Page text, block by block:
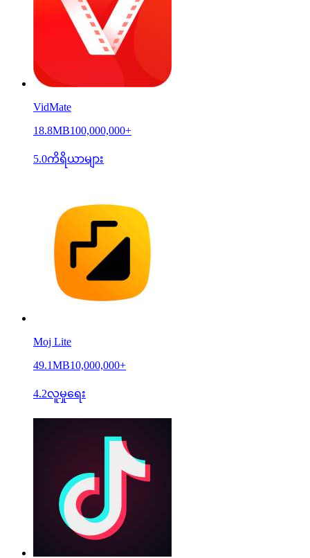
VidMate
18.8MB100,000,000+
5.0ကိရိယာများ
Moj Lite
49.1MB10,000,000+
4.2လူမှုရေး